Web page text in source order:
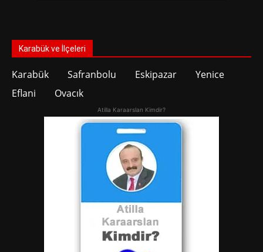
Karabük ve İlçeleri
Karabük Safranbolu Eskipazar
Yenice
Eflani
Ovacık
Atilla Karaarslan Kimdir?